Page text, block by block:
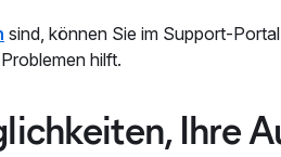
sind, können Sie im Support-
hilft.
Ihre